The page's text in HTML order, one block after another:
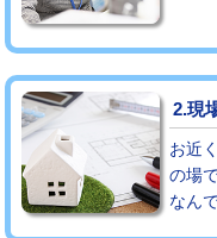
モルタル補修（厚さ10
追加人工
廃棄・処分
※給水管工事は20mm
2.現
お近
の場
なん